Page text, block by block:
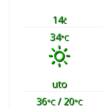
14č
34°C
uto
36°C/ 20°C